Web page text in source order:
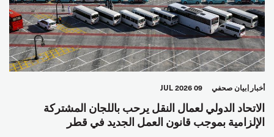
أخبار بيان صحفي 09 JUL 2026
الاتحاد الدولي لعمال النقل يرحب باللجان المشتركة
الإلزامية بموجب قانون العمل الجديد في قطر